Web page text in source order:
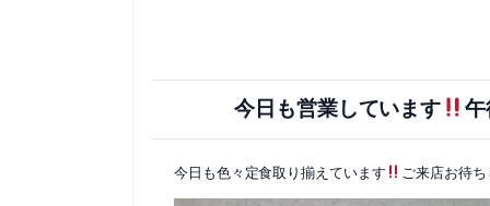
今日も営業しています 午
今日も色々定食取り揃えています ご来店お待